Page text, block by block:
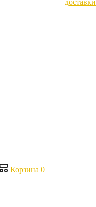
доставки
Корзина 0